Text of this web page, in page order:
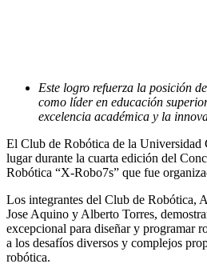
Este logro refuerza la posición
como líder en educación
excelencia académica y la
El Club de Robótica de la Universidad
lugar durante la cuarta edición del
Robótica “X-Robo7s” que fue
Los integrantes del Club de Robótica,
Jose Aquino y Alberto Torres,
excepcional para diseñar y programar
a los desafíos diversos y complejos
robótica.